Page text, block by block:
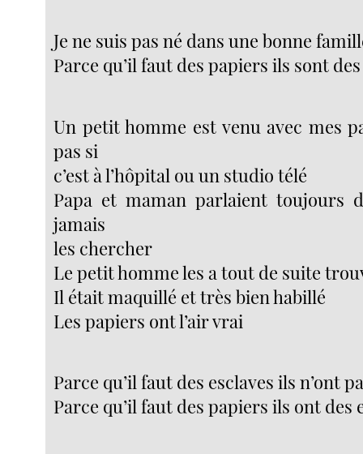
Je ne suis pas né dans une bonne
Parce qu’il faut des papiers ils sont
Un petit homme est venu avec mes
pas si
c’est à l’hôpital ou un studio télé
Papa et maman parlaient toujours
jamais
les chercher
Le petit homme les a tout de suite
Il était maquillé et très bien habillé
Les papiers ont l’air vrai
Parce qu’il faut des esclaves ils n’ont
Parce qu’il faut des papiers ils ont des